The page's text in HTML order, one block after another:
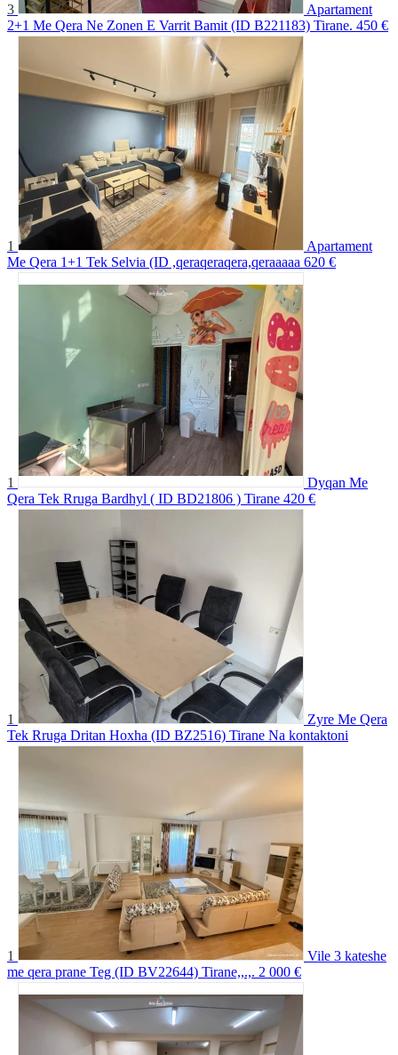
3
Apartament
2+1 Me Qera Ne Zonen E Varrit Bamit (ID B221183) Tirane. 450 €
1
Apartament
Me Qera 1+1 Tek Selvia (ID ,qeraqeraqera,qeraaaaa 620 €
1
Dyqan Me
Qera Tek Rruga Bardhyl ( ID BD21806 ) Tirane 420 €
1
Zyre Me Qera
Tek Rruga Dritan Hoxha (ID BZ2516) Tirane Na kontaktoni
1
Vile 3 kateshe
me qera prane Teg (ID BV22644) Tirane,,.,. 2 000 €